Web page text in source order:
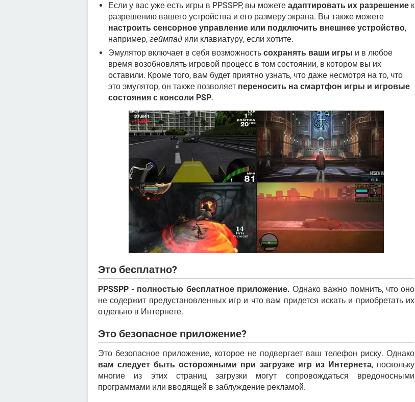
Если у вас уже есть игры в PPSSPP, вы можете адаптировать их разрешение к
разрешению вашего устройства и его размеру экрана. Вы также можете
настроить сенсорное управление или подключить внешнее устройство,
например, геймпад или клавиатуру, если хотите.
Эмулятор включает в себя возможность сохранять ваши игры и в любое
время возобновлять игровой процесс в том состоянии, в котором вы их
оставили. Кроме того, вам будет приятно узнать, что даже несмотря на то, что
это эмулятор, он также позволяет переносить на смартфон игры и игровые
состояния с консоли PSP.
Это бесплатно?
PPSSPP - полностью бесплатное приложение. Однако важно помнить, что оно
не содержит предустановленных игр и что вам придется искать и приобретать их
отдельно в Интернете.
Это безопасное приложение?
Это безопасное приложение, которое не подвергает ваш телефон риску. Однако
вам следует быть осторожными при загрузке игр из Интернета, поскольку
многие из этих страниц загрузки могут сопровождаться вредоносными
программами или вводящей в заблуждение рекламой.